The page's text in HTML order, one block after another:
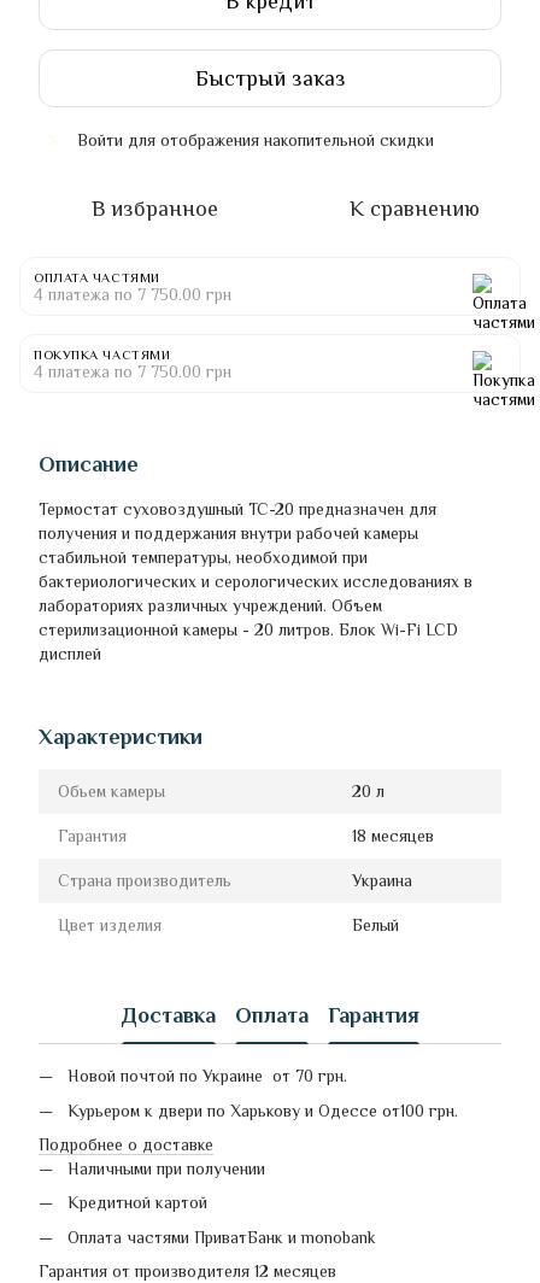
Быстрый заказ
Войти для отображения накопительной скидки
В избранное К сравнению
ОПЛАТА ЧАСТЯМИ
4 платежа по 7 750.00 грн
ПОКУПКА ЧАСТЯМИ
4 платежа по 7 750.00 грн
Описание
Термостат суховоздушный ТС-20 предназначен для
получения и поддержания внутри рабочей камеры
стабильной температуры, необходимой при
бактериологических и серологических исследованиях в
лабораториях различных учреждений. Объем
стерилизационной камеры - 20 литров. Блок Wi-Fi LCD
дисплей
Характеристики
Обьем камеры 20 л
Гарантия 18 месяцев
Страна производитель Украина
Цвет изделия Белый
Доставка Оплата Гарантия
Новой почтой по Украине от 70 грн.
Курьером к двери по Харькову и Одессе от100 грн.
Подробнее о доставке
Наличными при получении
Кредитной картой
Оплата частями ПриватБанк и monobank
Гарантия от производителя 12 месяцев